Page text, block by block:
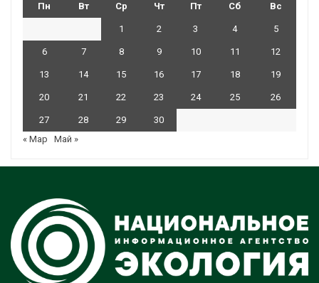
Пн Вт Ср Чт Пт Сб Вс
1 2 3 4 5
6 7 8 9 10 11 12
13 14 15 16 17 18 19
20 21 22 23 24 25 26
27 28 29
30
« Мар
Май »